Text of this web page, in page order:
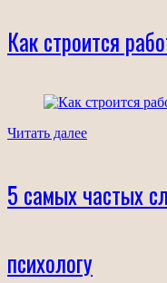
Как строится
Читать далее
5 самых частых
психологу